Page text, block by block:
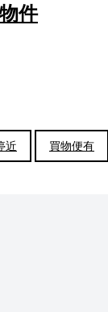
件
近 買物便有